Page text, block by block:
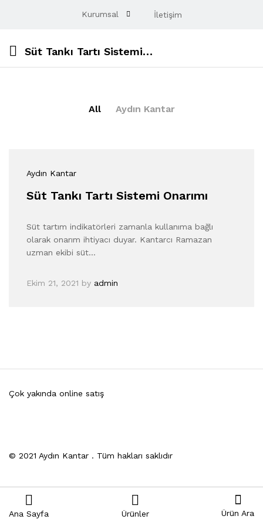
Kurumsal İletişim
Süt Tankı Tartı Sistemi Onarımı
All Aydın Kantar
Aydın Kantar
Süt Tankı Tartı Sistemi Onarımı
Süt tartım indikatörleri zamanla kullanıma bağlı
olarak onarım ihtiyacı duyar. Kantarcı Ramazan
uzman ekibi süt…
Ekim 21, 2021 by admin
© 2021 Aydın Kantar . Tüm hakları saklıdır
Çok yakında online satış
Ana Sayfa Ürünler Ürün Ara